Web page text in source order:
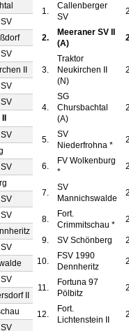
3 : 1
2 : 0
II
2 : 0
2 : 1
2 : 5
2 : 2
2 : 2
4 : 2
II
6 : 2
1.
Callenberger
SV
2.
Meeraner SV II
(A)
3.
Traktor
Neukirchen II
(N)
4.
SG
Chursbachtal
(A)
5.
SV
Niederfrohna *
6.
FV Wolkenburg
*
7.
SV
Mannichswalde
8.
Fort.
Crimmitschau *
9. SV Schönberg
10.
FSV 1990
Dennheritz
11.
Fortuna 97
Pölbitz
12.
Fort.
Lichtenstein II